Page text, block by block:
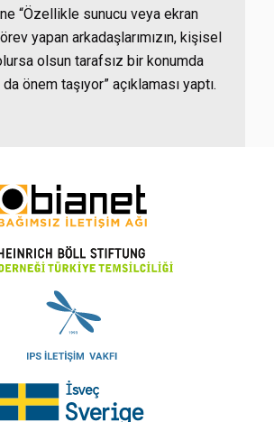
“Özellikle sunucu veya ekran
yapan arkadaşlarımızın, kişisel
olsun tarafsız bir konumda
önem taşıyor” açıklaması yaptı.